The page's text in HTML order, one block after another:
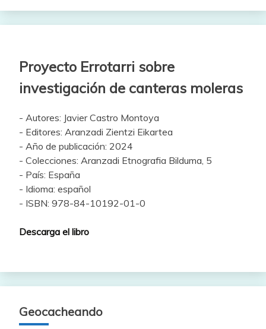
Proyecto Errotarri sobre
investigación de canteras moleras
- Autores: Javier Castro Montoya
- Editores: Aranzadi Zientzi Eikartea
- Año de publicación: 2024
- Colecciones: Aranzadi Etnografia Bilduma, 5
- País: España
- Idioma: español
- ISBN: 978-84-10192-01-0
Descarga el libro
Geocacheando